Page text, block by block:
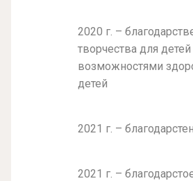
2020 г. –
творчества для
возможностями
детей
2021 г. –
2021 г. –